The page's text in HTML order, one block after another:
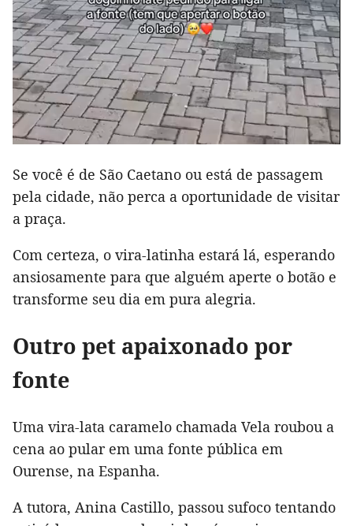
Se você é de São Caetano ou está de passagem
pela cidade, não perca a oportunidade de visitar
a praça.
Com certeza, o vira-latinha estará lá, esperando
ansiosamente para que alguém aperte o botão e
transforme seu dia em pura alegria.
Outro pet apaixonado por
fonte
Uma vira-lata caramelo chamada Vela roubou a
cena ao pular em uma fonte pública em
Ourense, na Espanha.
A tutora, Anina Castillo, passou sufoco tentando